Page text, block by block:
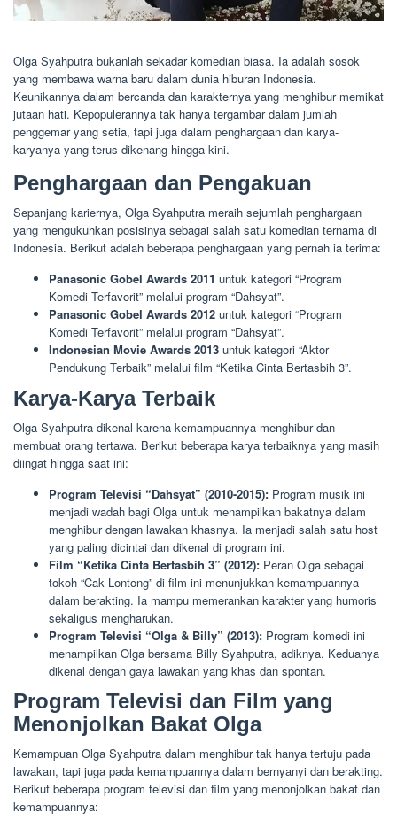
Olga Syahputra bukanlah sekadar komedian biasa. Ia adalah sosok
yang membawa warna baru dalam dunia hiburan Indonesia.
Keunikannya dalam bercanda dan karakternya yang menghibur memikat
jutaan hati. Kepopulerannya tak hanya tergambar dalam jumlah
penggemar yang setia, tapi juga dalam penghargaan dan karya-
karyanya yang terus dikenang hingga kini.
Penghargaan dan Pengakuan
Sepanjang kariernya, Olga Syahputra meraih sejumlah penghargaan
yang mengukuhkan posisinya sebagai salah satu komedian ternama di
Indonesia. Berikut adalah beberapa penghargaan yang pernah ia terima:
Panasonic Gobel Awards 2011 untuk kategori “Program
Komedi Terfavorit” melalui program “Dahsyat”.
Panasonic Gobel Awards 2012 untuk kategori “Program
Komedi Terfavorit” melalui program “Dahsyat”.
Indonesian Movie Awards 2013 untuk kategori “Aktor
Pendukung Terbaik” melalui film “Ketika Cinta Bertasbih 3”.
Karya-Karya Terbaik
Olga Syahputra dikenal karena kemampuannya menghibur dan
membuat orang tertawa. Berikut beberapa karya terbaiknya yang masih
diingat hingga saat ini:
Program Televisi “Dahsyat” (2010-2015): Program musik ini
menjadi wadah bagi Olga untuk menampilkan bakatnya dalam
menghibur dengan lawakan khasnya. Ia menjadi salah satu host
yang paling dicintai dan dikenal di program ini.
Film “Ketika Cinta Bertasbih 3” (2012): Peran Olga sebagai
tokoh “Cak Lontong” di film ini menunjukkan kemampuannya
dalam berakting. Ia mampu memerankan karakter yang humoris
sekaligus mengharukan.
Program Televisi “Olga & Billy” (2013): Program komedi ini
menampilkan Olga bersama Billy Syahputra, adiknya. Keduanya
dikenal dengan gaya lawakan yang khas dan spontan.
Program Televisi dan Film yang
Menonjolkan Bakat Olga
Kemampuan Olga Syahputra dalam menghibur tak hanya tertuju pada
lawakan, tapi juga pada kemampuannya dalam bernyanyi dan berakting.
Berikut beberapa program televisi dan film yang menonjolkan bakat dan
kemampuannya: